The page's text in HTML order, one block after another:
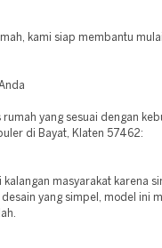
kami siap membantu
yang sesuai dengan
di Bayat, Klaten 57462:
masyarakat karena
yang simpel, model ini